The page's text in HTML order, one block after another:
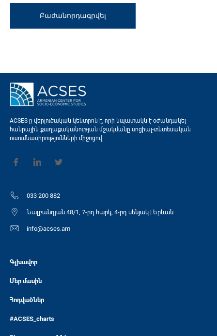
ACSES-ը վերլուծական կենտրոն է, որի նպատակն է օժանդակել
հանրային քաղաքականության մշակմանը սոցիալ-տնտեսական
ուսումնասիրությունների միջոցով։
033 200 882
Նալբանդյան 48/1, 7-րդ հարկ, 4-րդ սենյակ | Երևան
info@acses.am
Գլխավոր
Մեր մասին
Հոդվածներ
#ACSES_charts